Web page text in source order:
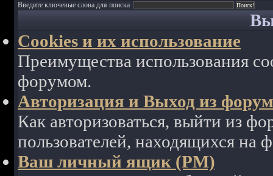
Введите ключевые слова для поиска
Cookies и их использование
Преимущества использования
форумом.
Авторизация и Выход из
Как авторизоваться, выйти из
пользователей, находящихся на
Ваш личный ящик (PM)